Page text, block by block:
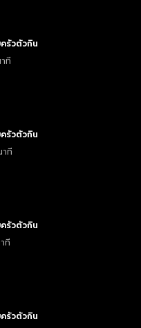
รัวตัวกิน
ที
รัวตัวกิน
ที
รัวตัวกิน
ที
รัวตัวกิน